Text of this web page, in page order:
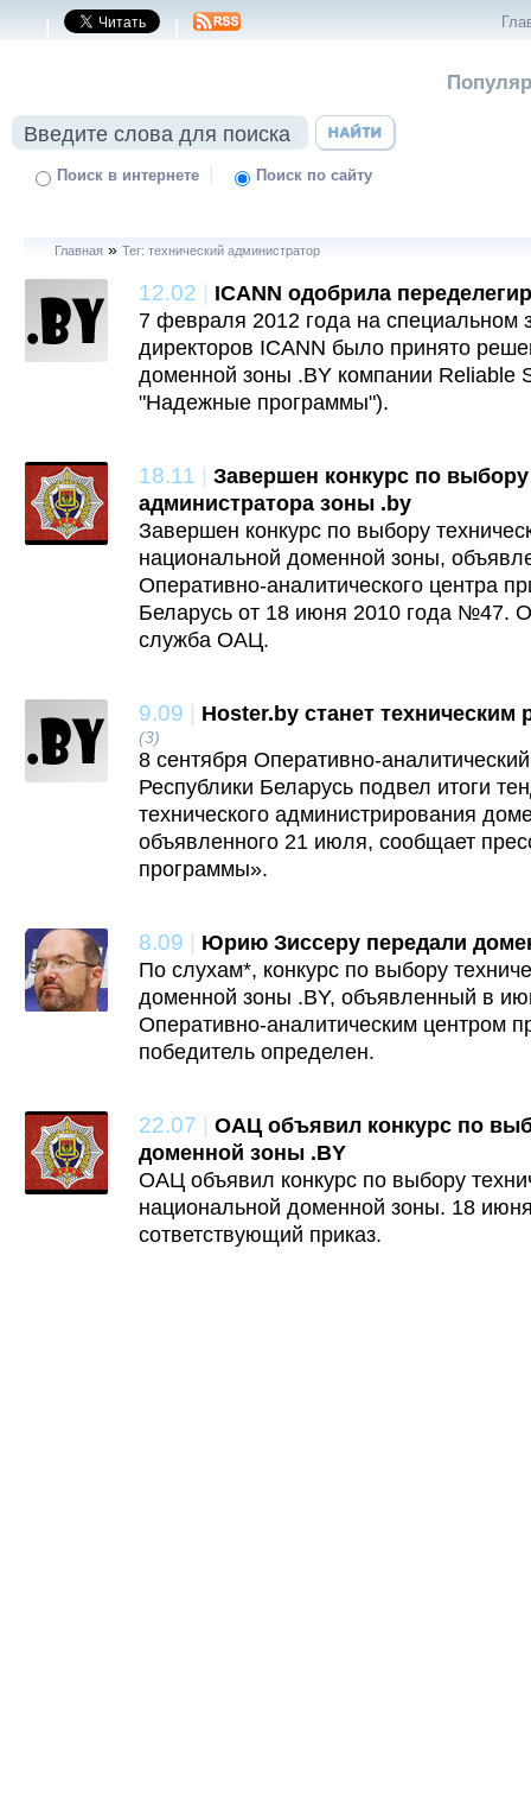
| |
Поиск в интернете | Поиск по сайту
Главная » Тег: технический администратор
12.02 | ICANN одобрила
7 февраля 2012 года на специальном
директоров ICANN было принято
доменной зоны .BY компании Reliable
"Надежные программы").
18.11 | Завершен конкурс по выбору
администратора зоны .by
Завершен конкурс по выбору
национальной доменной зоны,
Оперативно-аналитического центра
Беларусь от 18 июня 2010 года №47.
служба ОАЦ.
9.09 | Hoster.by станет техническим
(3)
8 сентября Оперативно-
Республики Беларусь подвел итоги
технического администрирования
объявленного 21 июля, сообщает
программы».
8.09 | Юрию Зиссеру передали
По слухам*, конкурс по выбору
доменной зоны .BY, объявленный в
Оперативно-аналитическим центром
победитель определен.
22.07 | ОАЦ объявил конкурс по
доменной зоны .BY
ОАЦ объявил конкурс по выбору
национальной доменной зоны. 18
сответствующий приказ.